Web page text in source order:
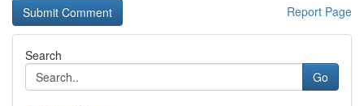
Report Page
Search
Go